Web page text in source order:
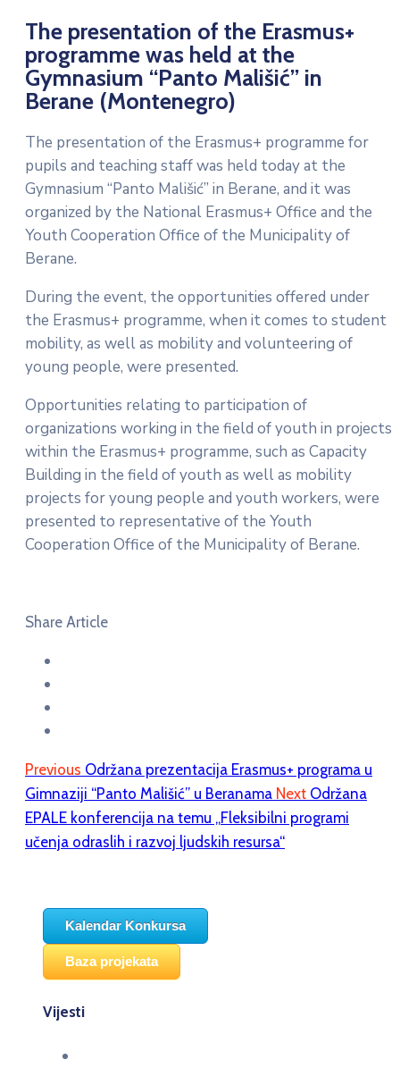
The presentation of the Erasmus+
programme was held at the
Gymnasium “Panto Mališić” in
Berane (Montenegro)
The presentation of the Erasmus+ programme for
pupils and teaching staff was held today at the
Gymnasium “Panto Mališić” in Berane, and it was
organized by the National Erasmus+ Office and the
Youth Cooperation Office of the Municipality of
Berane.
During the event, the opportunities offered under
the Erasmus+ programme, when it comes to student
mobility, as well as mobility and volunteering of
young people, were presented.
Opportunities relating to participation of
organizations working in the field of youth in projects
within the Erasmus+ programme, such as Capacity
Building in the field of youth as well as mobility
projects for young people and youth workers, were
presented to representative of the Youth
Cooperation Office of the Municipality of Berane.
Share Article
Previous Održana prezentacija Erasmus+ programa u
Gimnaziji “Panto Mališić” u Beranama Next Održana
EPALE konferencija na temu „Fleksibilni programi
učenja odraslih i razvoj ljudskih resursa“
Kalendar Konkursa
Baza projekata
Vijesti